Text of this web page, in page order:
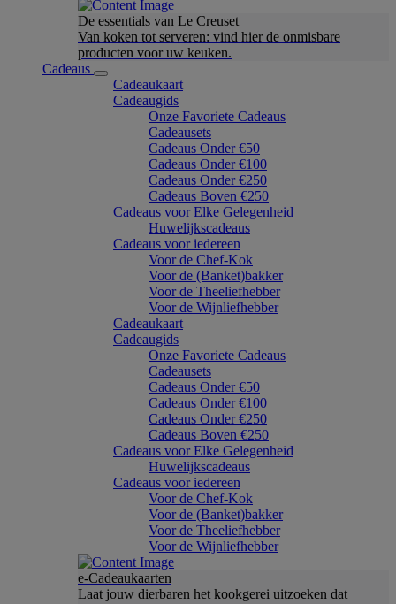
De essentials van Le Creuset
Van koken tot serveren: vind hier de onmisbare
producten voor uw keuken.
Cadeaus
Cadeaukaart
Cadeaugids
Onze Favoriete Cadeaus
Cadeausets
Cadeaus Onder €50
Cadeaus Onder €100
Cadeaus Onder €250
Cadeaus Boven €250
Cadeaus voor Elke Gelegenheid
Huwelijkscadeaus
Cadeaus voor iedereen
Voor de Chef-Kok
Voor de (Banket)bakker
Voor de Theeliefhebber
Voor de Wijnliefhebber
Cadeaukaart
Cadeaugids
Onze Favoriete Cadeaus
Cadeausets
Cadeaus Onder €50
Cadeaus Onder €100
Cadeaus Onder €250
Cadeaus Boven €250
Cadeaus voor Elke Gelegenheid
Huwelijkscadeaus
Cadeaus voor iedereen
Voor de Chef-Kok
Voor de (Banket)bakker
Voor de Theeliefhebber
Voor de Wijnliefhebber
e-Cadeaukaarten
Laat jouw dierbaren het kookgerei uitzoeken dat